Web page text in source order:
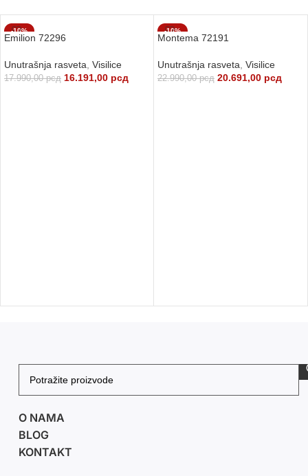
-10%
Emilion 72296
Unutrašnja rasveta Visilice
17.990,00рсд 16.191,00 рсд
-10%
Montema 72191
Unutrašnja rasveta Visilice
22.990,00рсд 20.691,00 рсд
O NAMA
BLOG
KONTAKT